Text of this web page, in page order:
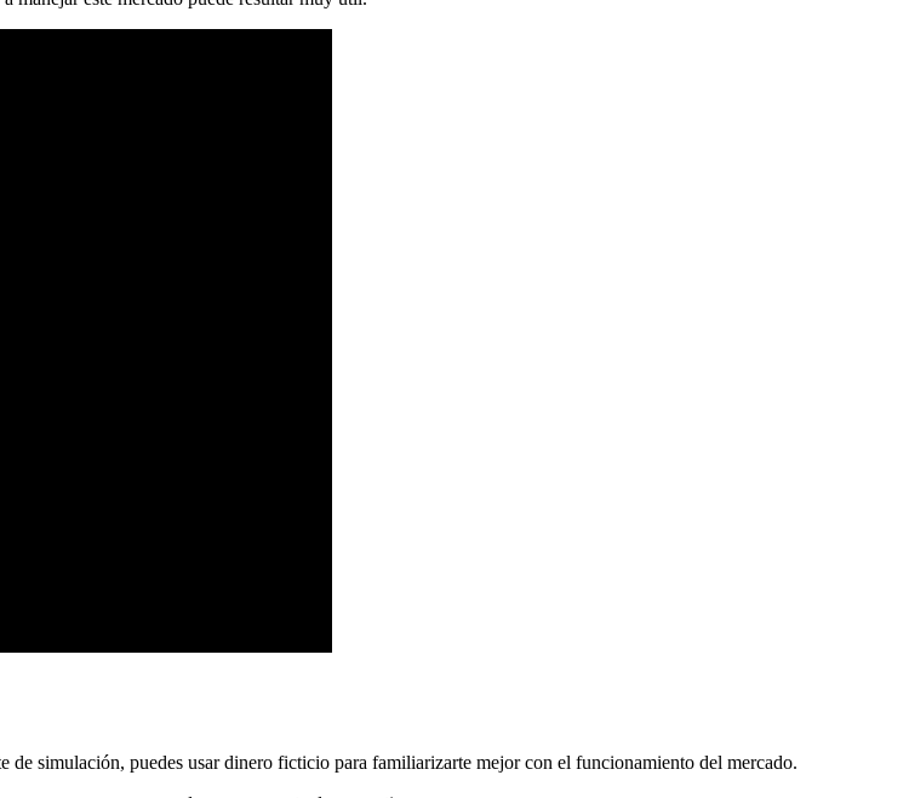
de simulación, puedes usar dinero ficticio para familiarizarte mejor con el funcionamiento del mercado.